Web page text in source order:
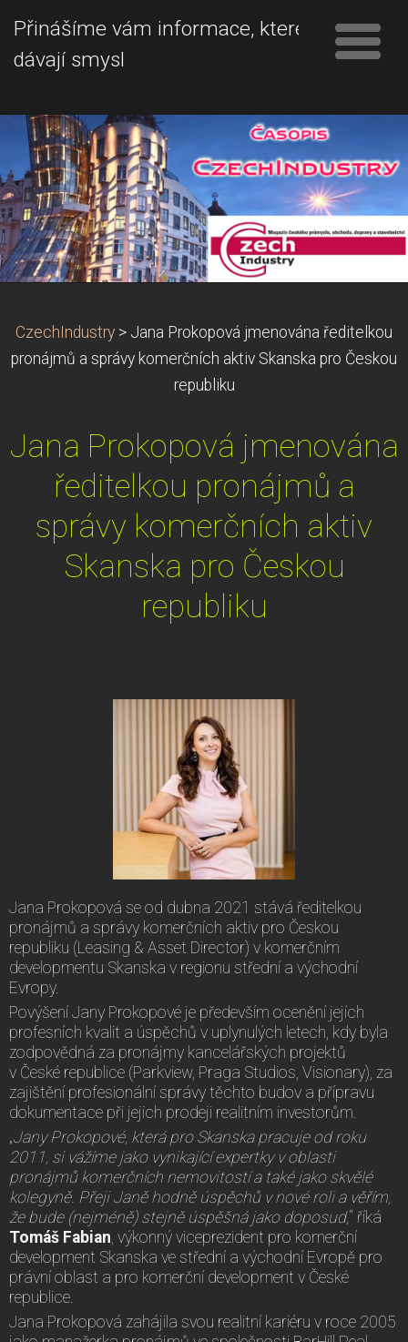
Přinášíme vám informace, které
dávají smysl
CzechIndustry > Jana Prokopová jmenována ředitelkou
pronájmů a správy komerčních aktiv Skanska pro Českou
republiku
Jana Prokopová jmenována
ředitelkou pronájmů a
správy komerčních aktiv
Skanska pro Českou
republiku
Jana Prokopová se od dubna 2021 stává ředitelkou
pronájmů a správy komerčních aktiv pro Českou
republiku (Leasing & Asset Director) v komerčním
developmentu Skanska v regionu střední a východní
Evropy.
Povýšení Jany Prokopové je především ocenění jejích
profesních kvalit a úspěchů v uplynulých letech, kdy byla
zodpovědná za pronájmy kancelářských projektů
v České republice (Parkview, Praga Studios, Visionary), za
zajištění profesionální správy těchto budov a přípravu
dokumentace při jejich prodeji realitním investorům.
„Jany Prokopové, která pro Skanska pracuje od roku
2011, si vážíme jako vynikající expertky v oblasti
pronájmů komerčních nemovitostí a také jako skvělé
kolegyně. Přeji Janě hodně úspěchů v nové roli a věřím,
že bude (nejméně) stejně úspěšná jako doposud,“ říká
Tomáš Fabian , výkonný viceprezident pro komerční
development Skanska ve střední a východní Evropě pro
právní oblast a pro komerční development v České
republice.
Jana Prokopová zahájila svou realitní kariéru v roce 2005